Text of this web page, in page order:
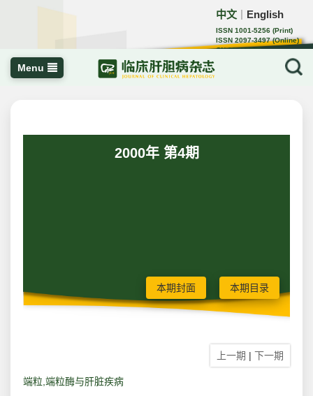
中文 English
ISSN 1001-5256 (Print)
ISSN 2097-3497 (Online)
CN 22-1108/R
Menu
2000年 第4期
本期封面 本期目录
上一期 | 下一期
端粒,端粒酶与肝脏疾病